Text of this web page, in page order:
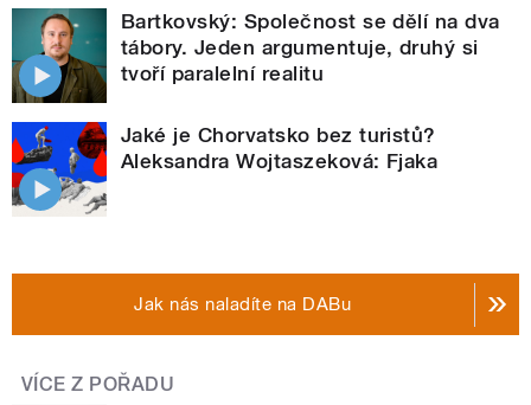
Bartkovský: Společnost se dělí na dva
tábory. Jeden argumentuje, druhý si
tvoří paralelní realitu
Jaké je Chorvatsko bez turistů?
Aleksandra Wojtaszeková: Fjaka
Jak nás naladíte na DABu
VÍCE Z POŘADU